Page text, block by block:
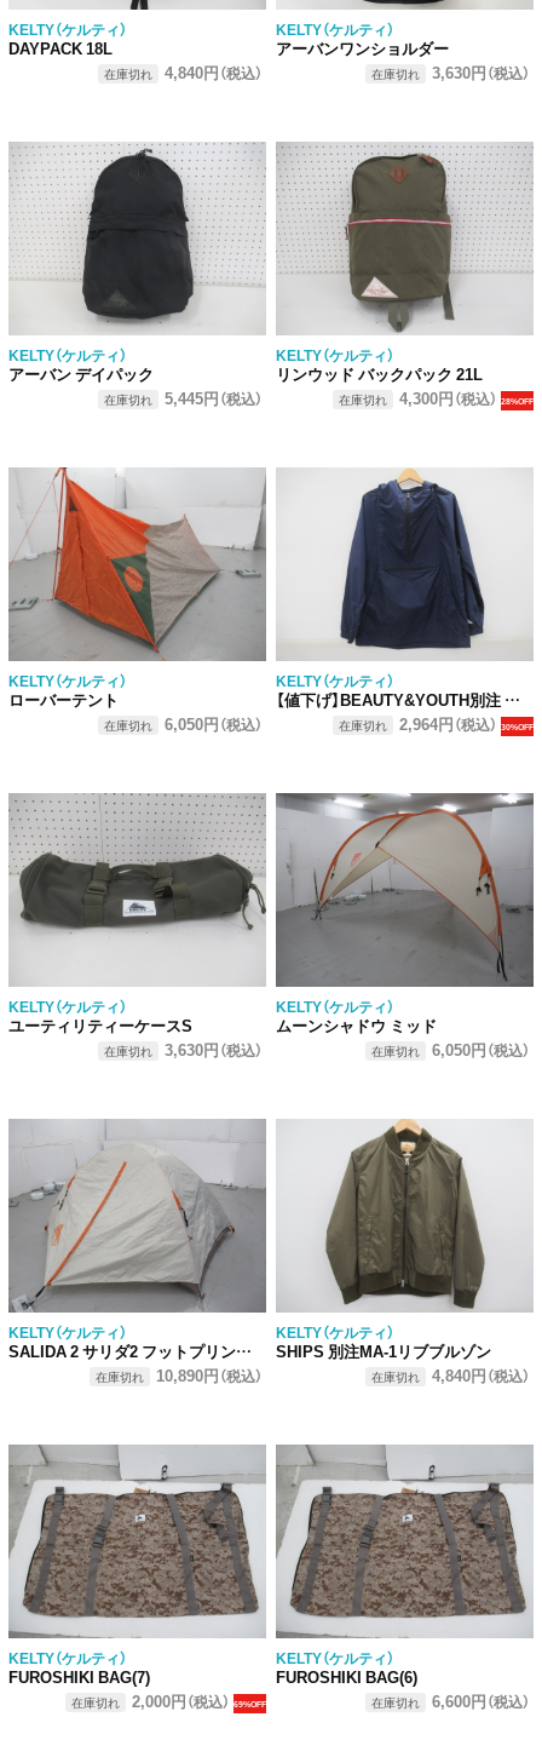
KELTY（ケルティ）
DAYPACK 18L
在庫切れ 4,840円（税込）
KELTY（ケルティ）
アーバンワンショルダー
在庫切れ 3,630円（税込）
KELTY（ケルティ）
アーバン デイパック
在庫切れ 5,445円（税込）
KELTY（ケルティ）
リンウッド バックパック 21L
在庫切れ 4,300円（税込） 28%OFF
KELTY（ケルティ）
ローバーテント
在庫切れ 6,050円（税込）
KELTY（ケルティ）
【値下げ】BEAUTY&YOUTH別注 アノラック
在庫切れ 2,964円（税込） 30%OFF
KELTY（ケルティ）
ユーティリティーケースS
在庫切れ 3,630円（税込）
KELTY（ケルティ）
ムーンシャドウ ミッド
在庫切れ 6,050円（税込）
KELTY（ケルティ）
SALIDA 2 サリダ2 フットプリントセット
在庫切れ 10,890円（税込）
KELTY（ケルティ）
SHIPS 別注MA-1リブブルゾン
在庫切れ 4,840円（税込）
KELTY（ケルティ）
FUROSHIKI BAG(7)
在庫切れ 2,000円（税込） 69%OFF
KELTY（ケルティ）
FUROSHIKI BAG(6)
在庫切れ 6,600円（税込）